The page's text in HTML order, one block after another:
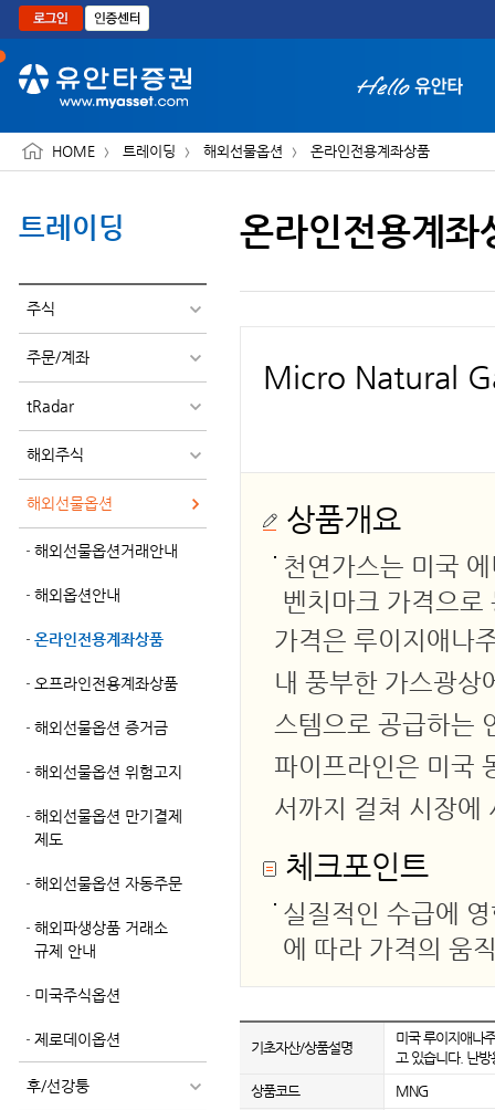
본문으로 바로가기
HOME 트레이딩 해외선물옵션 온라인전용계좌상품
트레이딩
주식
주문/계좌
tRadar
해외주식
해외선물옵션
해외선물옵션거래안내
해외옵션안내
온라인전용계좌상품
오프라인전용계좌상품
해외선물옵션 증거금
해외선물옵션 위험고지
해외선물옵션 만기결제
제도
해외선물옵션 자동주문
해외파생상품 거래소
규제 안내
미국주식옵션
제로데이옵션
후/선강퉁
온라인전용계좌
Micro Natural
상품개요
천연가스는 미국
벤치마크 가격으로
가격은 루이지애나
내 풍부한 가스광상
스템으로 공급하는
파이프라인은 미국
서까지 걸쳐 시장에
체크포인트
실질적인 수급에
에 따라 가격의 움
기초자산/상품설명
미국 루이지애나
고 있습니다. 난
상품코드
MNG